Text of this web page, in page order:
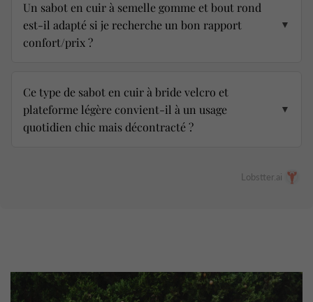
Un sabot en cuir à semelle gomme et bout rond
est-il adapté si je recherche un bon rapport
confort/prix ?
▼
Ce type de sabot en cuir à bride velcro et
plateforme légère convient-il à un usage
quotidien chic mais décontracté ?
▼
Lobstter.ai